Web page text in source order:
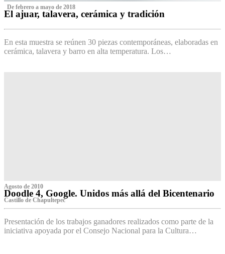
‌ De febrero a mayo de 2018
El ajuar, talavera, cerámica y tradición
En esta muestra se reúnen 30 piezas contemporáneas, elaboradas en
cerámica, talavera y barro en alta temperatura. Los…
Agosto de 2010
Doodle 4, Google. Unidos más allá del Bicentenario
Castillo de Chapultepec
Presentación de los trabajos ganadores realizados como parte de la
iniciativa apoyada por el Consejo Nacional para la Cultura…